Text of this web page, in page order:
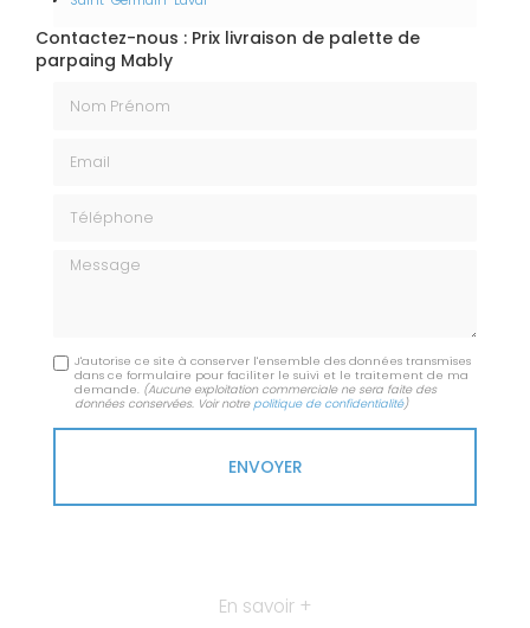
Contactez-nous : Prix livraison de palette de
parpaing Mably
Message
J'autorise ce site à conserver l'ensemble des données transmises
dans ce formulaire pour faciliter le suivi et le traitement de ma
demande. (Aucune exploitation commerciale ne sera faite des
données conservées. Voir notre politique de confidentialité)
En savoir +